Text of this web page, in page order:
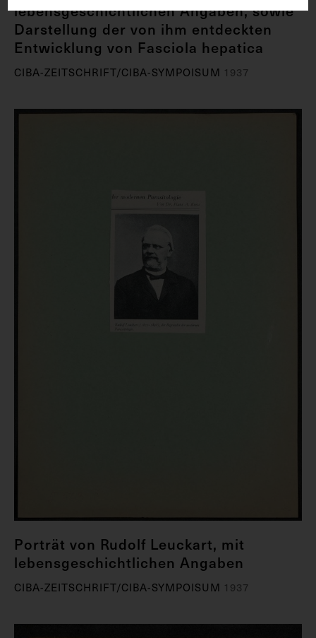
lebensgeschichtlichen Angaben, sowie
Darstellung der von ihm entdeckten
Entwicklung von Fasciola hepatica
CIBA-ZEITSCHRIFT/CIBA-SYMPOISUM 1937
Porträt von Rudolf Leuckart, mit
lebensgeschichtlichen Angaben
CIBA-ZEITSCHRIFT/CIBA-SYMPOISUM 1937